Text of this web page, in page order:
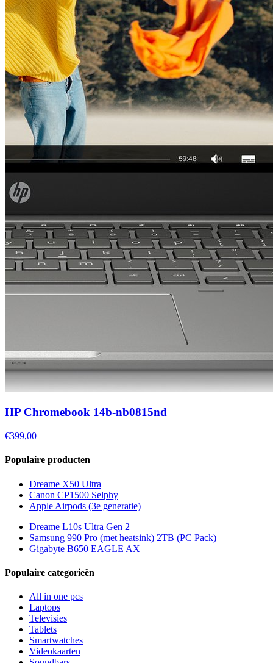
HP Chromebook 14b-nb0815nd
€399,00
Populaire producten
Dreame X50 Ultra
Canon CP1500 Selphy
Apple Airpods (3e generatie)
Dreame L10s Ultra Gen 2
Samsung 990 Pro (met heatsink) 2TB (PC Pack)
Gigabyte B650 EAGLE AX
Populaire categorieën
All in one pcs
Laptops
Televisies
Tablets
Smartwatches
Videokaarten